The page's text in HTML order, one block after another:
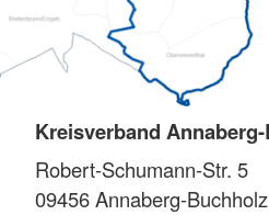
Kreisverband
Robert-Schumann-Str. 5
09456Annaberg-Buchholz